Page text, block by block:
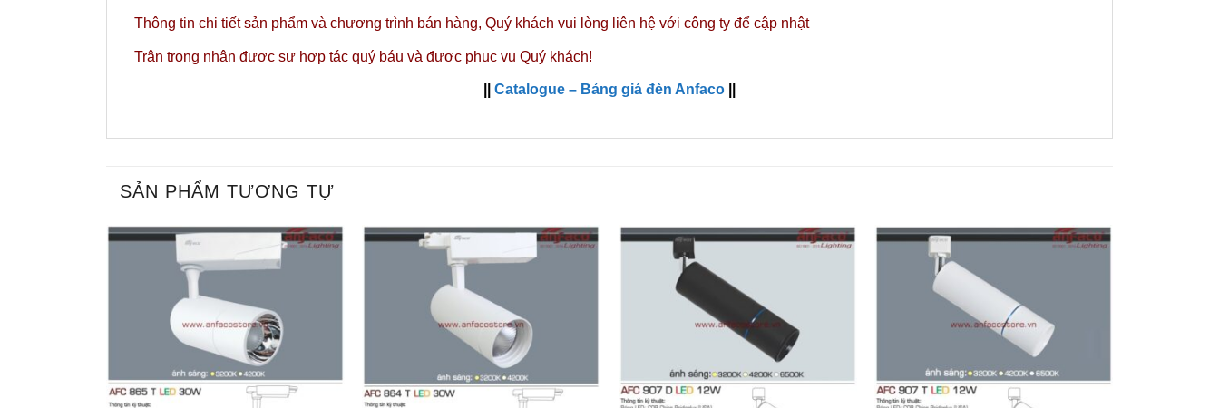
Thông tin chi tiết sản phẩm và chương trình bán hàng, Quý khách vui lòng liên hệ với công ty để cập nhật
Trân trọng nhận được sự hợp tác quý báu và được phục vụ Quý khách!
Catalogue – Bảng giá đèn Anfaco
SẢN PHẨM TƯƠNG TỰ